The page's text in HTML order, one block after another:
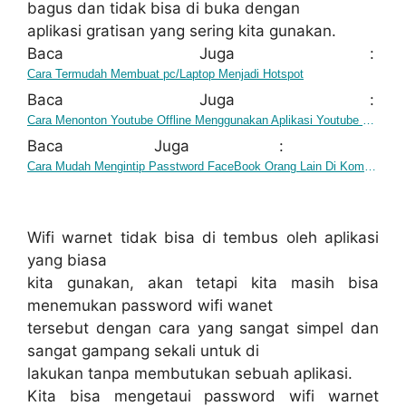
bagus dan tidak bisa di buka dengan
aplikasi gratisan yang sering kita gunakan.
Baca Juga :
Cara Termudah Membuat pc/Laptop Menjadi Hotspot
Baca Juga :
Baca Juga :
Wifi warnet tidak bisa di tembus oleh aplikasi
yang biasa
kita gunakan, akan tetapi kita masih bisa
menemukan password wifi wanet
tersebut dengan cara yang sangat simpel dan
sangat gampang sekali untuk di
lakukan tanpa membutukan sebuah aplikasi.
Kita bisa mengetaui password wifi warnet